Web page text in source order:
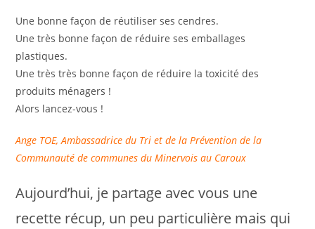
Une bonne façon de réutiliser ses cendres.
Une très bonne façon de réduire ses emballages
plastiques.
Une très très bonne façon de réduire la toxicité des
produits ménagers !
Alors lancez-vous !
Ange TOE, Ambassadrice du Tri et de la Prévention de la
Communauté de communes du Minervois au Caroux
Aujourd’hui, je partage avec vous une
recette récup, un peu particulière mais qui